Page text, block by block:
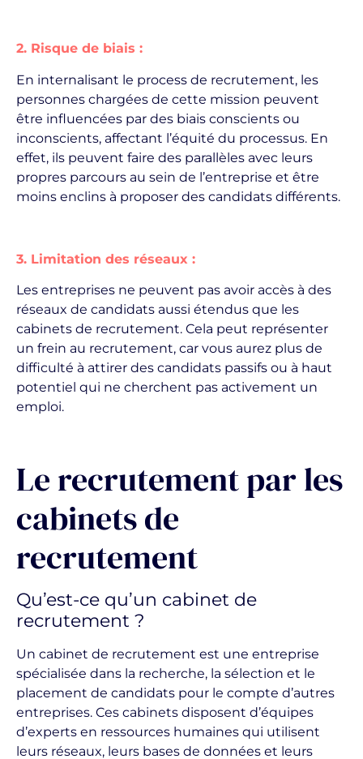
2. Risque de biais :
En internalisant le process de recrutement, les
personnes chargées de cette mission peuvent
être influencées par des biais conscients ou
inconscients, affectant l’équité du processus. En
effet, ils peuvent faire des parallèles avec leurs
propres parcours au sein de l’entreprise et être
moins enclins à proposer des candidats différents.
3. Limitation des réseaux :
Les entreprises ne peuvent pas avoir accès à des
réseaux de candidats aussi étendus que les
cabinets de recrutement. Cela peut représenter
un frein au recrutement, car vous aurez plus de
difficulté à attirer des candidats passifs ou à haut
potentiel qui ne cherchent pas activement un
emploi.
Le recrutement par les
cabinets de
recrutement
Qu’est-ce qu’un cabinet de
recrutement ?
Un cabinet de recrutement est une entreprise
spécialisée dans la recherche, la sélection et le
placement de candidats pour le compte d’autres
entreprises. Ces cabinets disposent d’équipes
d’experts en ressources humaines qui utilisent
leurs réseaux, leurs bases de données et leurs